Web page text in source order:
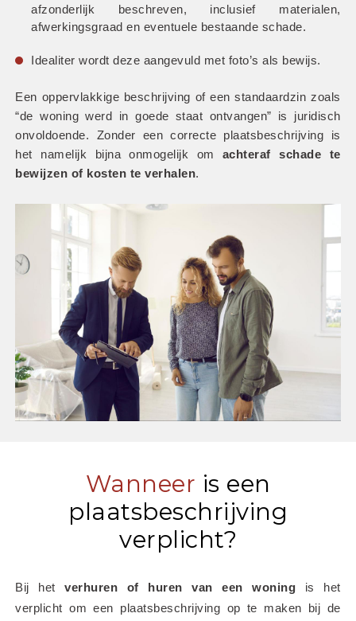
afzonderlijk beschreven, inclusief materialen,
afwerkingsgraad en eventuele bestaande schade.
Idealiter wordt deze aangevuld met foto’s als bewijs.
Een oppervlakkige beschrijving of een standaardzin zoals
“de woning werd in goede staat ontvangen” is juridisch
onvoldoende. Zonder een correcte plaatsbeschrijving is
het namelijk bijna onmogelijk om
achteraf schade te
bewijzen of kosten te verhalen.
Wanneer is een
plaatsbeschrijving
verplicht?
Bij het verhuren of huren van een woning is het
verplicht om een plaatsbeschrijving op te maken bij de